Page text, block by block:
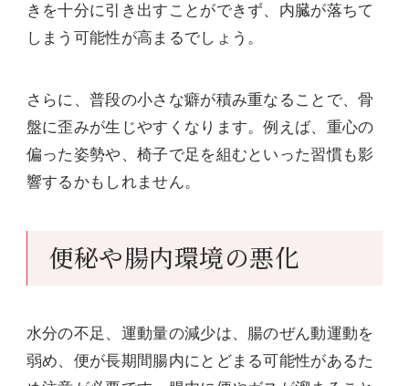
きを十分に引き出すことができず、内臓が落ちて
しまう可能性が高まるでしょう。
さらに、普段の小さな癖が積み重なることで、骨
盤に歪みが生じやすくなります。例えば、重心の
偏った姿勢や、椅子で足を組むといった習慣も影
響するかもしれません。
便秘や腸内環境の悪化
水分の不足、運動量の減少は、腸のぜん動運動を
弱め、便が長期間腸内にとどまる可能性があるた